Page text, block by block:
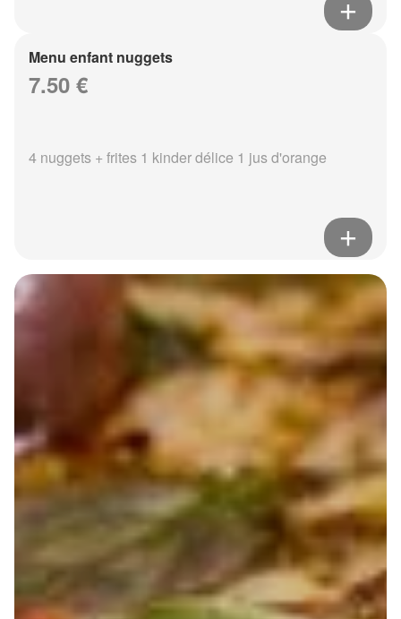
Menu enfant nuggets
7.50 €
4 nuggets + frites 1 kinder délice 1 jus d'orange